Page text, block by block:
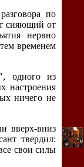
по
сияющий от
нервно
временем
одного из
настроения
ничего не
вверх-вниз
твердил:
свои силы